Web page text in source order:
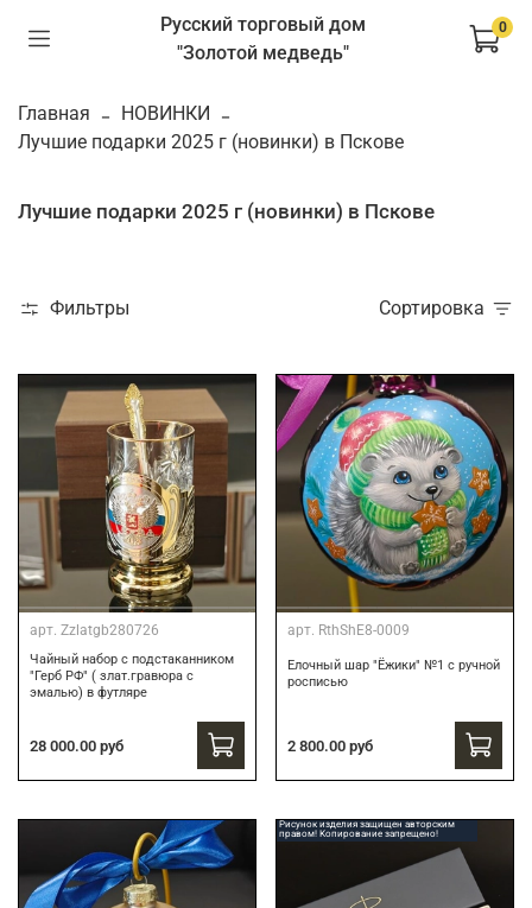
Русский торговый дом
"Золотой медведь"
0
Главная
НОВИНКИ
Лучшие подарки 2025 г (новинки) в Пскове
Лучшие подарки 2025 г (новинки) в Пскове
Фильтры Сортировка
арт. Zzlatgb280726
Чайный набор с подстаканником
"Герб РФ" ( злат.гравюра с
эмалью) в футляре
28 000.00 руб
арт. RthShE8-0009
Елочный шар "Ёжики" №1 с ручной
росписью
2 800.00 руб
Рисунок изделия защищен авторским
правом! Копирование запрещено!